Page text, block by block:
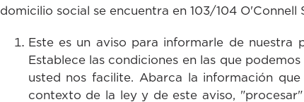
domicilio social se encuentra en 103/104 O'Connell
Este es un aviso para informarle de
Establece las condiciones en las que
usted nos facilite. Abarca la información
contexto de la ley y de este aviso,